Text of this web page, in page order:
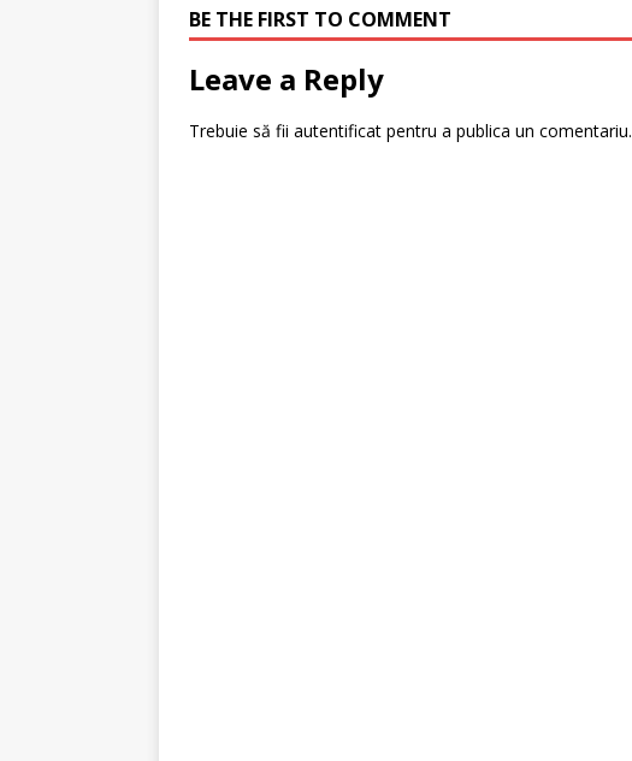
b
o
k
r a
z
ă
BE THE FIRST TO COMMENT
Leave a Reply
Trebuie să fii autentificat pentru a publica un comentariu.